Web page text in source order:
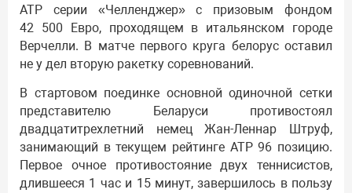
АТР серии «Челленджер» с призовым фондом
42 500 Евро, проходящем в итальянском городе
Верчелли. В матче первого круга белорус оставил
не у дел вторую ракетку соревнований.
В стартовом поединке основной одиночной сетки
представителю Беларуси противостоял
двадцатитрехлетний немец Жан-Леннар Штруф,
занимающий в текущем рейтинге АТР 96 позицию.
Первое очное противостояние двух теннисистов,
длившееся 1 час и 15 минут, завершилось в пользу